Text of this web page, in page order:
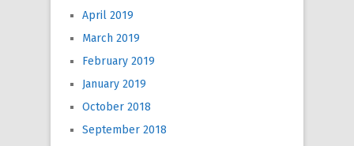
April 2019
March 2019
February 2019
January 2019
October 2018
September 2018